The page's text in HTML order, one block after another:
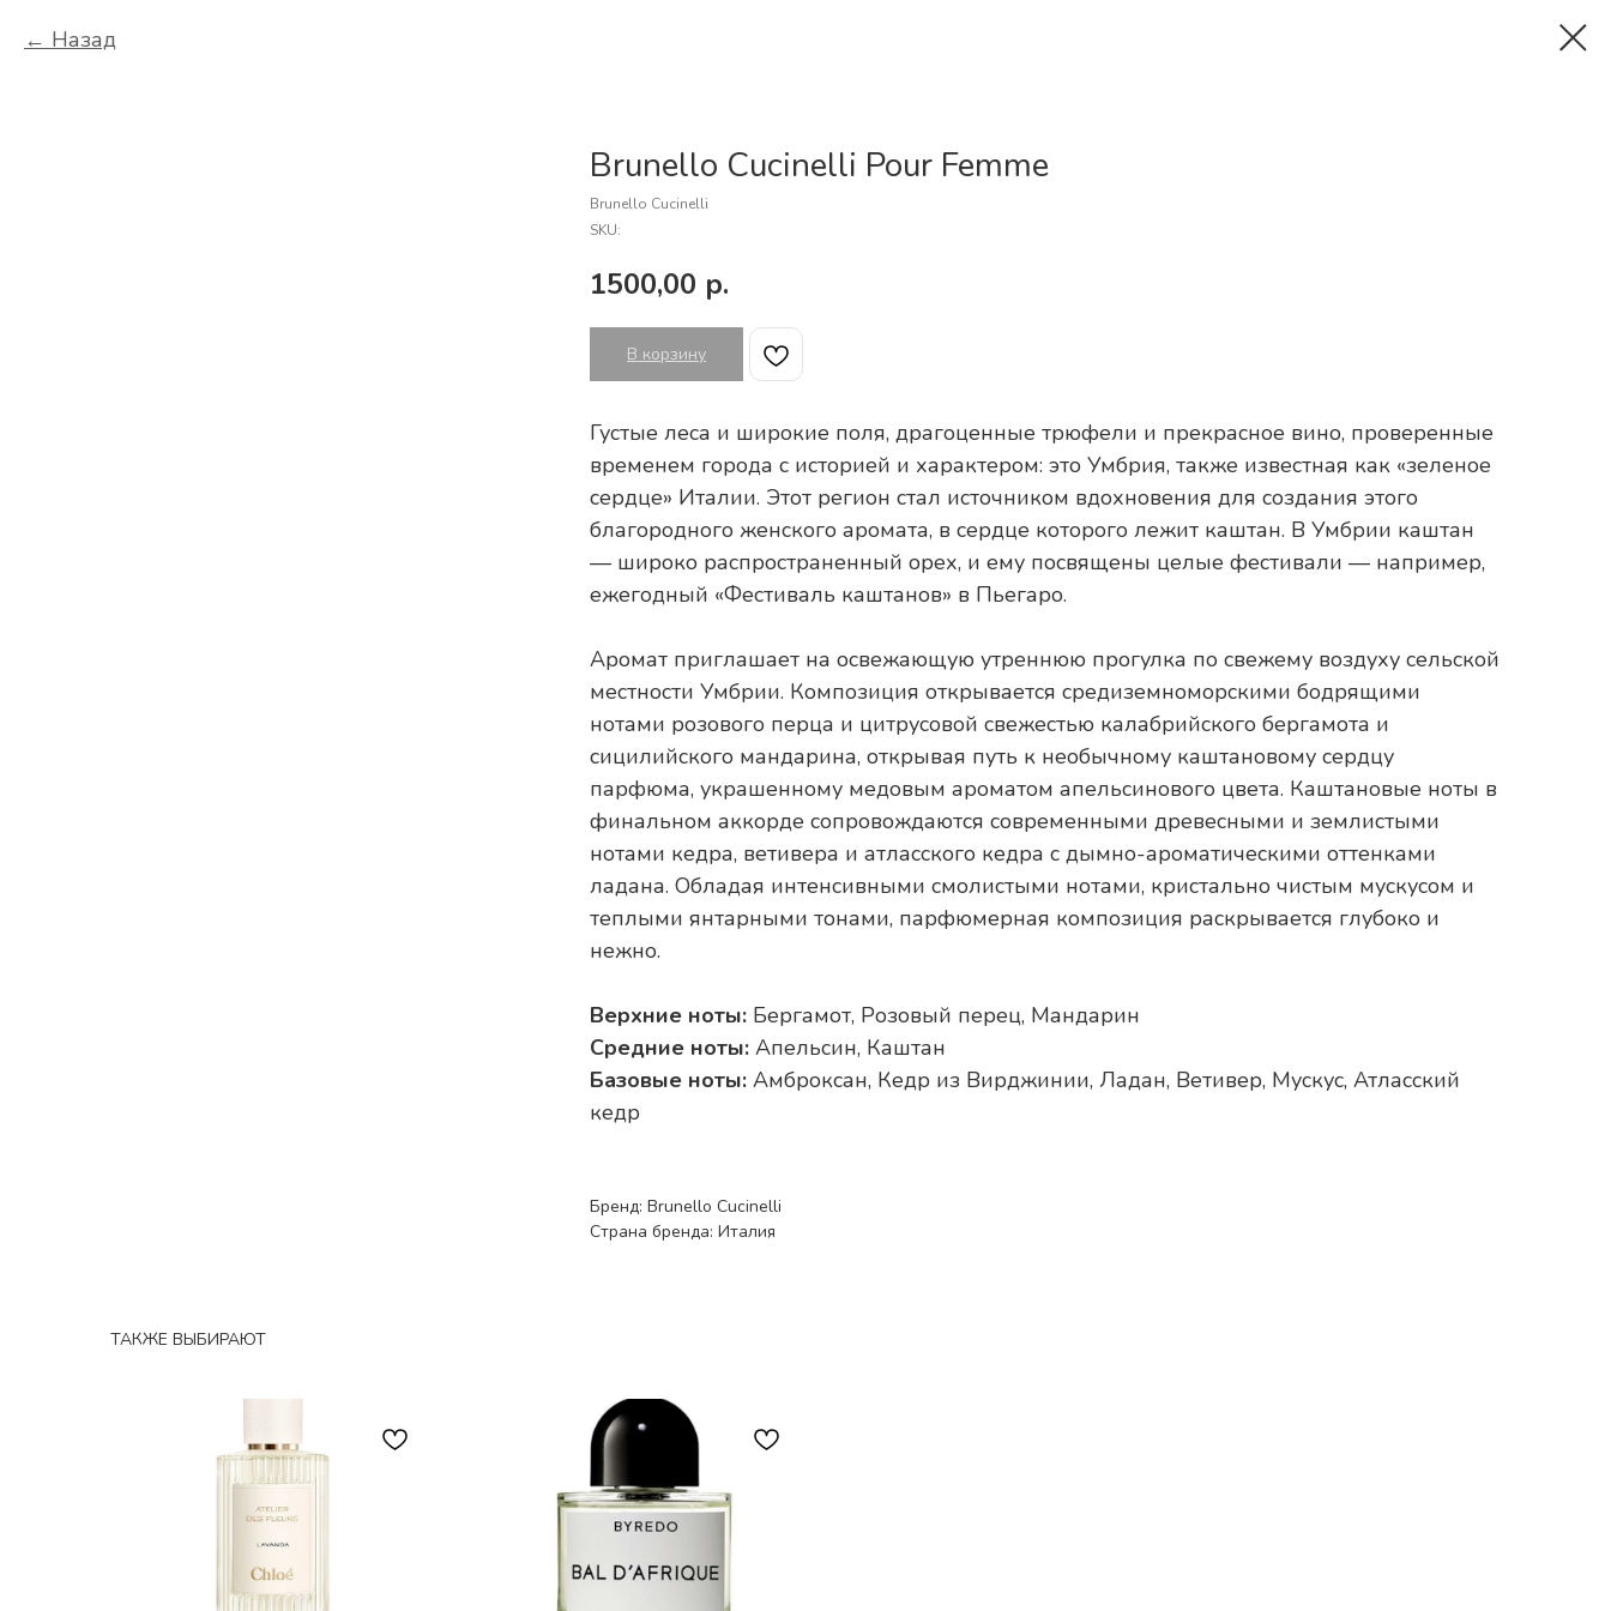
Назад
Brunello Cucinelli Pour Femme
Brunello Cucinelli
SKU:
1500,00 р.
В корзину
Густые леса и широкие поля, драгоценные трюфели и прекрасное вино, проверенные
временем города с историей и характером: это Умбрия, также известная как «зеленое
сердце» Италии. Этот регион стал источником вдохновения для создания этого
благородного женского аромата, в сердце которого лежит каштан. В Умбрии каштан
— широко распространенный орех, и ему посвящены целые фестивали — например,
ежегодный «Фестиваль каштанов» в Пьегаро.
Аромат приглашает на освежающую утреннюю прогулка по свежему воздуху сельской
местности Умбрии. Композиция открывается средиземноморскими бодрящими
нотами розового перца и цитрусовой свежестью калабрийского бергамота и
сицилийского мандарина, открывая путь к необычному каштановому сердцу
парфюма, украшенному медовым ароматом апельсинового цвета. Каштановые ноты в
финальном аккорде сопровождаются современными древесными и землистыми
нотами кедра, ветивера и атласского кедра с дымно-ароматическими оттенками
ладана. Обладая интенсивными смолистыми нотами, кристально чистым мускусом и
теплыми янтарными тонами, парфюмерная композиция раскрывается глубоко и
нежно.
Верхние ноты: Бергамот, Розовый перец, Мандарин
Средние ноты: Апельсин, Каштан
Базовые ноты: Амброксан, Кедр из Вирджинии, Ладан, Ветивер, Мускус, Атласский
кедр
Бренд: Brunello Cucinelli
Страна бренда: Италия
ТАКЖЕ ВЫБИРАЮТ